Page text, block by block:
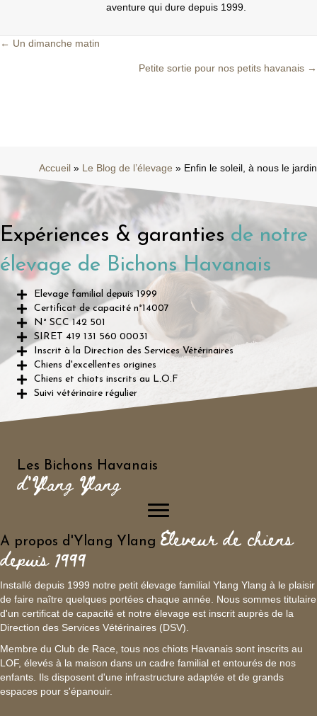
aventure qui dure depuis 1999.
Posts
← Un dimanche matin
Petite sortie pour nos petits havanais →
Accueil » Le Blog de l’élevage » Enfin le soleil, à nous le jardin
Expériences & garanties de notre
élevage de Bichons Havanais
Elevage familial depuis 1999
Certificat de capacité n°14007
N° SCC 142 501
SIRET 419 131 560 00031
Inscrit à la Direction des Services Vétérinaires
Chiens d'excellentes origines
Chiens et chiots inscrits au L.O.F
Suivi vétérinaire régulier
Les Bichons Havanais
d'Ylang Ylang
A propos d'Ylang Ylang Eleveur de chiens
depuis 1999
Installé depuis 1999 notre petit élevage familial Ylang Ylang à le plaisir
de faire naître quelques portées chaque année. Nous sommes titulaire
d'un certificat de capacité et notre élevage est inscrit auprès de la
Direction des Services Vétérinaires (DSV).
Membre du Club de Race, tous nos chiots Havanais sont inscrits au
LOF, élevés à la maison dans un cadre familial et entourés de nos
enfants. Ils disposent d'une infrastructure adaptée et de grands
espaces pour s'épanouir.